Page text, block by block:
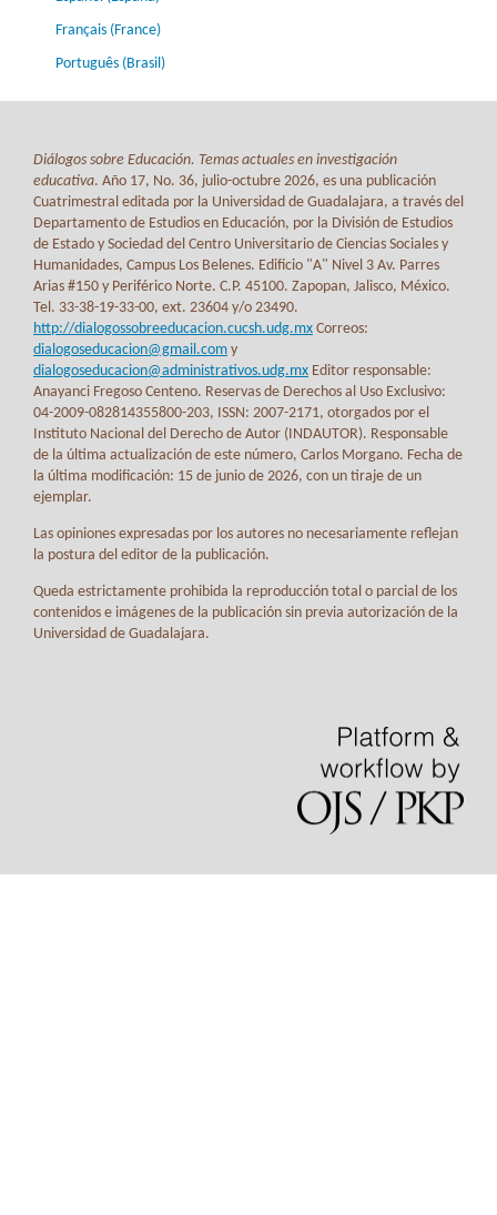
Français (France)
Português (Brasil)
Diálogos sobre Educación. Temas actuales en investigación
educativa. Año 17, No. 36, julio-octubre 2026, es una publicación
Cuatrimestral editada por la Universidad de Guadalajara, a través del
Departamento de Estudios en Educación, por la División de Estudios
de Estado y Sociedad del Centro Universitario de Ciencias Sociales y
Humanidades, Campus Los Belenes. Edificio "A" Nivel 3 Av. Parres
Arias #150 y Periférico Norte. C.P. 45100. Zapopan, Jalisco, México.
Tel. 33-38-19-33-00, ext. 23604 y/o 23490.
http://dialogossobreeducacion.cucsh.udg.mx Correos:
dialogoseducacion@gmail.com y
dialogoseducacion@administrativos.udg.mx Editor responsable:
Anayanci Fregoso Centeno. Reservas de Derechos al Uso Exclusivo:
04-2009-082814355800-203, ISSN: 2007-2171, otorgados por el
Instituto Nacional del Derecho de Autor (INDAUTOR). Responsable
de la última actualización de este número, Carlos Morgano. Fecha de
la última modificación: 15 de junio de 2026, con un tiraje de un
ejemplar.
Las opiniones expresadas por los autores no necesariamente reflejan
la postura del editor de la publicación.
Queda estrictamente prohibida la reproducción total o parcial de los
contenidos e imágenes de la publicación sin previa autorización de la
Universidad de Guadalajara.